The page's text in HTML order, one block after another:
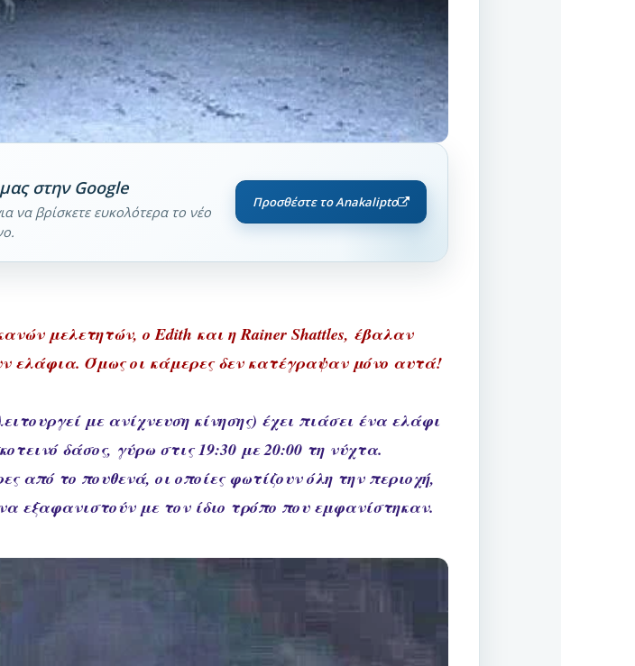
στην Google
να βρίσκετε ευκολότερα το νέο
Προσθέστε το Anakalipto
μελετητών, ο Edith και η Rainer Shattles, έβαλαν
ελάφια. Όμως οι κάμερες δεν κατέγραψαν μόνο αυτά!
με ανίχνευση κίνησης) έχει πιάσει ένα ελάφι
δάσος, γύρω στις 19:30 με 20:00 τη νύχτα.
από το πουθενά, οι οποίες φωτίζουν όλη την περιοχή,
εξαφανιστούν με τον ίδιο τρόπο που εμφανίστηκαν.